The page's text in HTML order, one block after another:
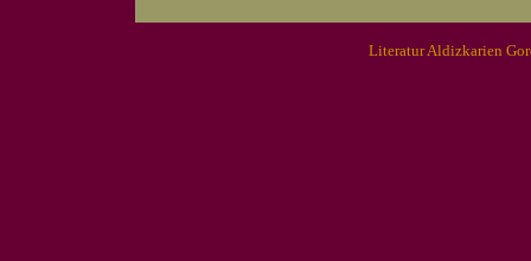
Literatur Aldizkarien